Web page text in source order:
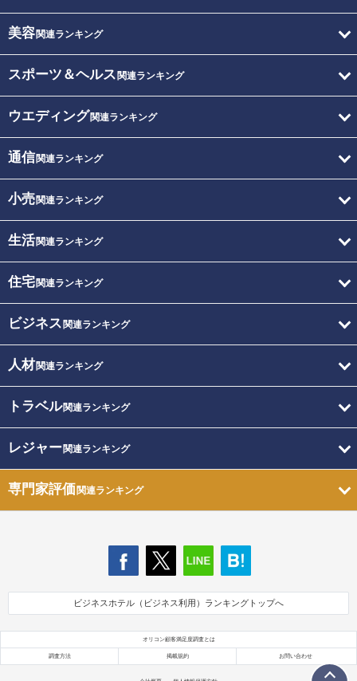
美容関連ランキング
スポーツ＆ヘルス 関連ランキング
ウエディング関連ランキング
通信関連ランキング
小売関連ランキング
生活関連ランキング
住宅関連ランキング
ビジネス 関連ランキング
人材関連ランキング
トラベル関連ランキング
レジャー関連ランキング
専門家評価関連ランキング
ビジネスホテル（ビジネス利用）ランキングトップへ
オリコン顧客満足度調査とは
調査方法 掲載規約 お問い合わせ